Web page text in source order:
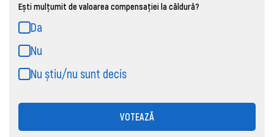
Ești mulțumit de valoarea compensației la căldură?
Da
Nu
Nu știu/nu sunt decis
VOTEAZĂ